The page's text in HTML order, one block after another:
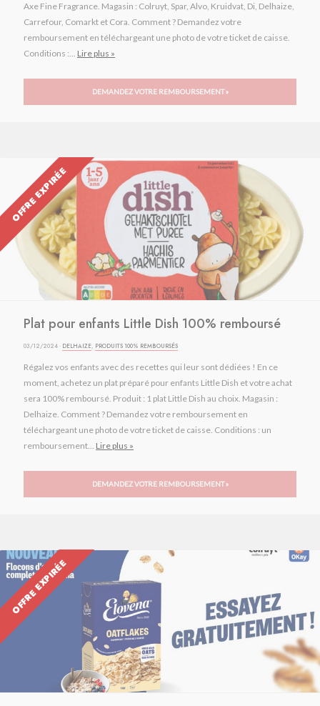
Axe Fine Fragrance. Magasin : Colruyt, Spar, Alvo, Kruidvat, Di, Delhaize,
Carrefour, Comarkt et Cora. Comment ? Demandez votre
remboursement en téléchargeant une photo de votre ticket de caisse.
Conditions :... Lire plus »
DEMANDEZ VOTRE REMBOURSEMENT »
OFFRE EXPIRÉE
Plat pour enfants Little Dish 100% remboursé
03/12/2024 · DELHAIZE, PRODUITS 100% REMBOURSÉS
Régalez vos enfants avec des recettes qui leur sont dédiées ! En ce
moment, achetez un plat préparé pour enfants Little Dish et votre achat
sera 100% remboursé. Produit : 1 plat Little Dish au choix. Magasin :
Delhaize. Comment ? Demandez votre remboursement en
téléchargeant une photo de votre ticket de caisse. Conditions : un
remboursement... Lire plus »
DEMANDEZ VOTRE REMBOURSEMENT »
OFFRE EXPIRÉE